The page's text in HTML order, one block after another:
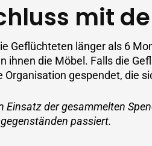
mit
Geflüchteten länger als 6
ihnen die Möbel. Falls die
gespendet, die
der gesammelten
passiert.